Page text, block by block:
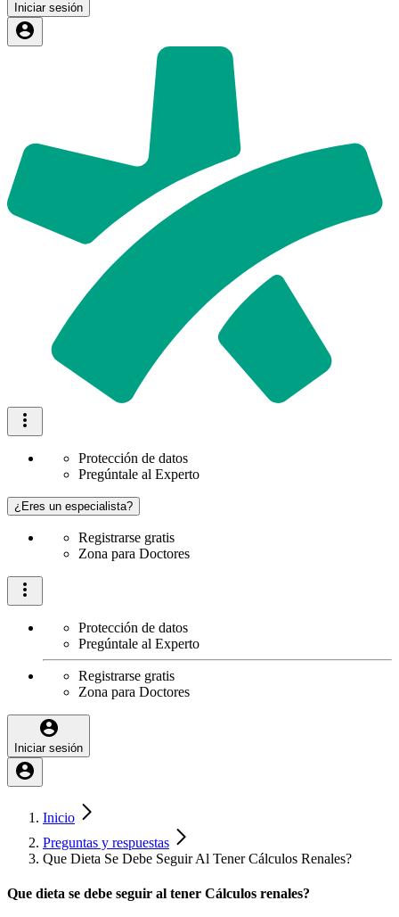
Iniciar sesión
Protección de datos
Pregúntale al Experto
¿Eres un especialista?
Registrarse gratis
Zona para Doctores
Protección de datos
Pregúntale al Experto
Registrarse gratis
Zona para Doctores
Iniciar sesión
Inicio
Preguntas y respuestas
Que Dieta Se Debe Seguir Al Tener Cálculos Renales?
Que dieta se debe seguir al tener Cálculos renales?